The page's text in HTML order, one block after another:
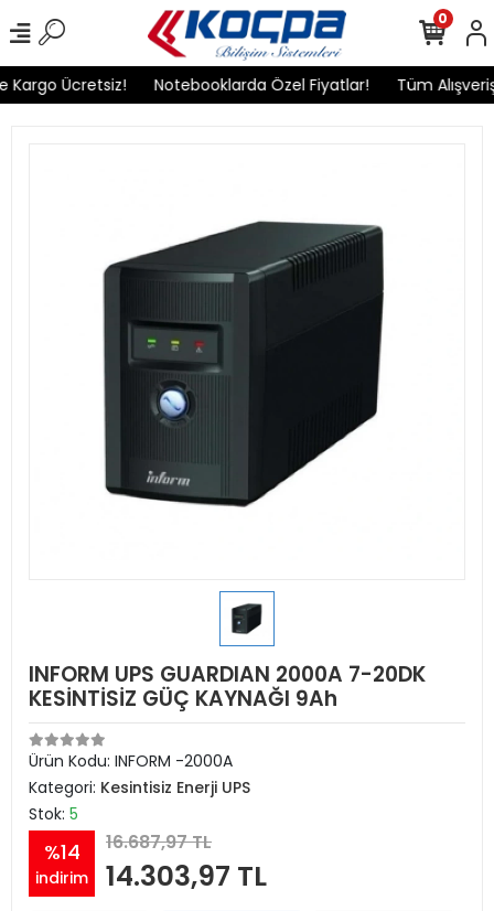
Kargo Ücretsiz! Notebooklarda Özel Fiyatlar! Tüm
0
INFORM UPS GUARDIAN 2000A 7-20DK
KESİNTİSİZ GÜÇ KAYNAĞI 9Ah
Ürün Kodu: INFORM -2000A
Kategori: Kesintisiz Enerji UPS
Stok: 5
%14
indirim
16.687,97 TL
14.303,97 TL